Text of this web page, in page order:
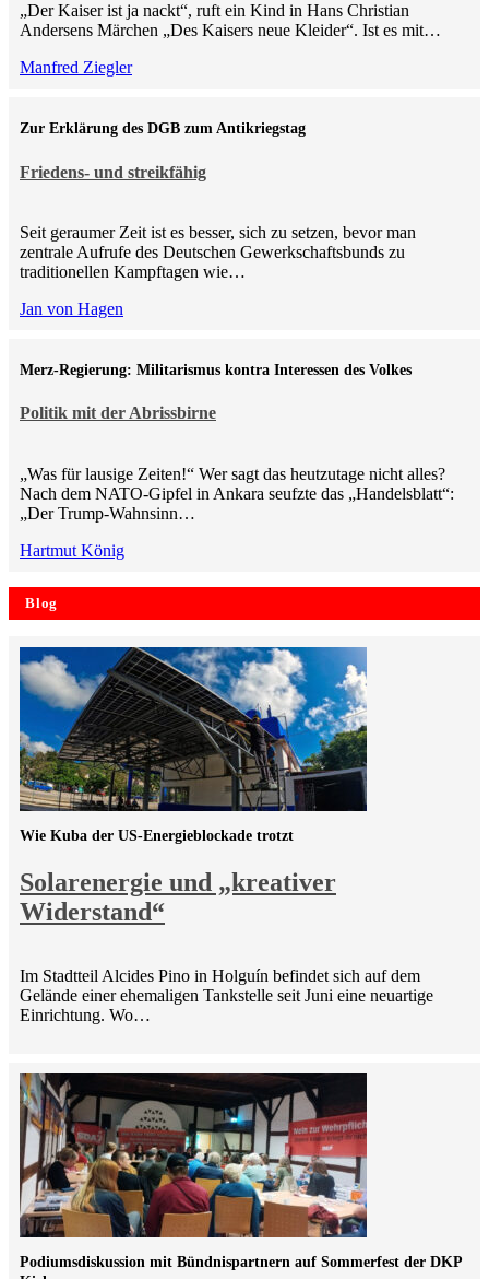
„Der Kaiser ist ja nackt“, ruft ein Kind in Hans Christian
Andersens Märchen „Des Kaisers neue Kleider“. Ist es mit…
Manfred Ziegler
Friedens- und streikfähig
Zur Erklärung des DGB zum Antikriegstag
Seit geraumer Zeit ist es besser, sich zu setzen, bevor man
zentrale Aufrufe des Deutschen Gewerkschaftsbunds zu
traditionellen Kampftagen wie…
Jan von Hagen
Politik mit der Abrissbirne
Merz-Regierung: Militarismus kontra Inte­ressen des Volkes
„Was für lausige Zeiten!“ Wer sagt das heutzutage nicht alles?
Nach dem NATO-Gipfel in Ankara seufzte das „Handelsblatt“:
„Der Trump-Wahnsinn…
Hartmut König
Blog
Solarenergie und „kreativer
Widerstand“
Wie Kuba der US-Energieblockade trotzt
Im Stadtteil Alcides Pino in Holguín befindet sich auf dem
Gelände einer ehemaligen Tankstelle seit Juni eine neuartige
Einrichtung. Wo…
Podiumsdiskussion mit Bündnispartnern auf Sommerfest der DKP